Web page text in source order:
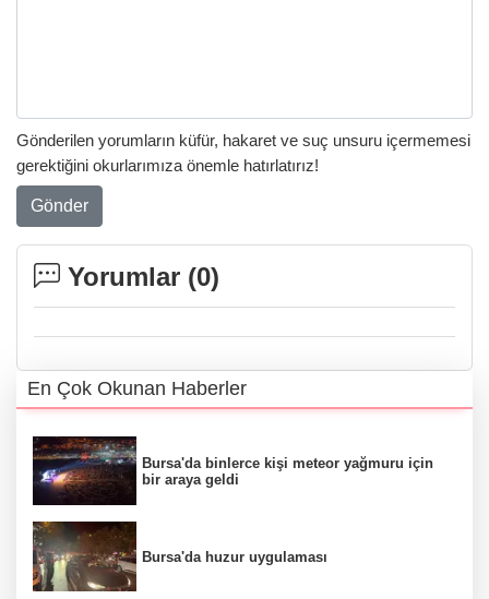
Gönderilen yorumların küfür, hakaret ve suç unsuru içermemesi
gerektiğini okurlarımıza önemle hatırlatırız!
Gönder
Yorumlar (0)
En Çok Okunan Haberler
Bursa'da binlerce kişi meteor yağmuru için
bir araya geldi
Bursa'da huzur uygulaması